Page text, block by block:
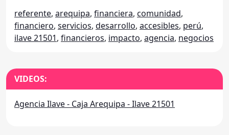
referente, arequipa, financiera, comunidad,
financiero, servicios, desarrollo, accesibles, perú,
ilave 21501, financieros, impacto, agencia, negocios
VIDEOS:
Agencia Ilave - Caja Arequipa - Ilave 21501